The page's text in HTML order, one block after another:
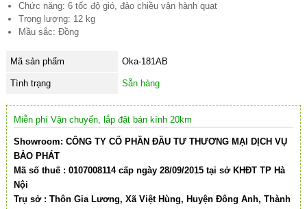
Chức năng: 6 tốc độ gió, đảo chiều vận hành quạt
Trọng lượng: 12 kg
Mầu sắc: Đồng
Mã sản phẩm Oka-181AB
Tình trạng Sẵn hàng
Miễn phí Vận chuyển, lắp đặt bán kính 20km
Showroom: CÔNG TY CỔ PHẦN ĐẦU TƯ THƯƠNG MẠI DỊCH VỤ
BẢO PHÁT
Mã số thuế : 0107008114 cấp ngày 28/09/2015 tại sở KHĐT TP Hà
Nội
Trụ sở : Thôn Gia Lương, Xã Việt Hùng, Huyện Đông Anh, Thành